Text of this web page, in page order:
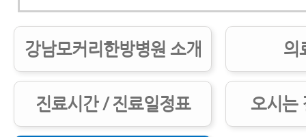
강남모커리한방병원 소개 의
진료시간 / 진료일정표 오시는